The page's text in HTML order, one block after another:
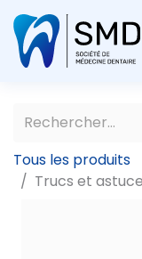
Tous les produits
Trucs et